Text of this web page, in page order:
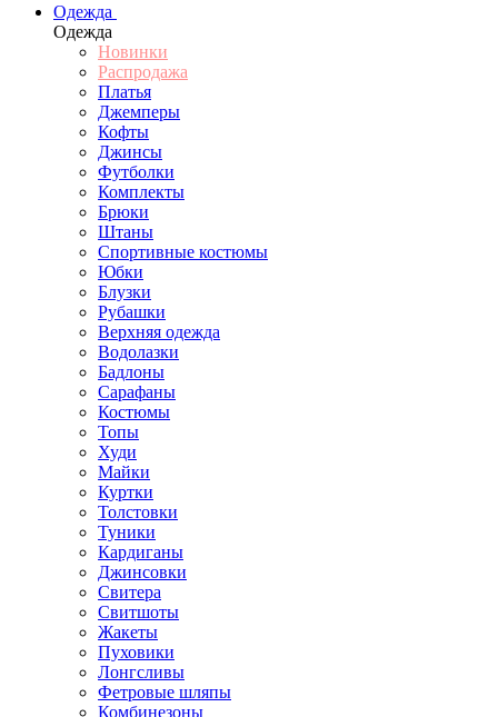
Одежда
Одежда
Новинки
Распродажа
Платья
Джемперы
Кофты
Джинсы
Футболки
Комплекты
Брюки
Штаны
Спортивные костюмы
Юбки
Блузки
Рубашки
Верхняя одежда
Водолазки
Бадлоны
Сарафаны
Костюмы
Топы
Худи
Майки
Куртки
Толстовки
Туники
Кардиганы
Джинсовки
Свитера
Свитшоты
Жакеты
Пуховики
Лонгсливы
Фетровые шляпы
Комбинезоны